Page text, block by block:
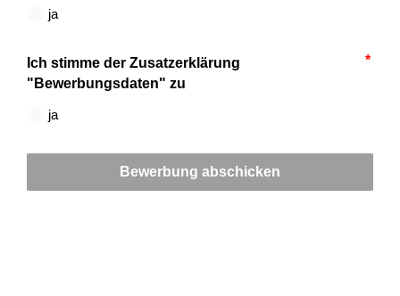
ja
Ich stimme der Zusatzerklärung
"Bewerbungsdaten" zu
ja
Bewerbung abschicken